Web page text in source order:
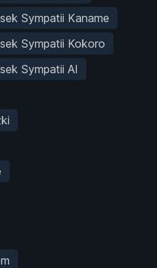
Sympatii Kaname
Sympatii Kokoro
Sympatii AI